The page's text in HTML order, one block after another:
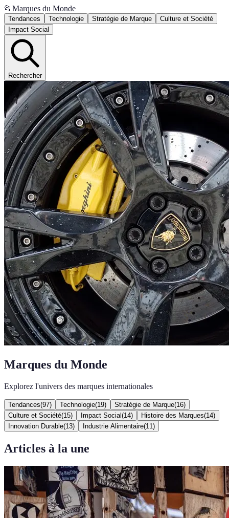
📂 Marques du Monde
Tendances Technologie Stratégie de Marque
Culture et Société
Impact Social
Rechercher
Marques du Monde
Explorez l'univers des marques internationales
Tendances(97) Technologie(19) Stratégie de Marque(16)
Culture et Société(15) Impact Social (14) Histoire des Marques(14)
Innovation Durable(13) Industrie Alimentaire(11 )
Articles à la une